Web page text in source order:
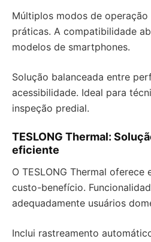
Múltiplos modos de
práticas. A compatibilidade
modelos de smartphones.
Solução balanceada entre
acessibilidade. Ideal para
inspeção predial.
TESLONG Thermal:
eficiente
O TESLONG Thermal oferece
custo-benefício.
adequadamente usuários
Inclui rastreamento